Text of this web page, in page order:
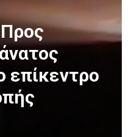
επίκεντρο